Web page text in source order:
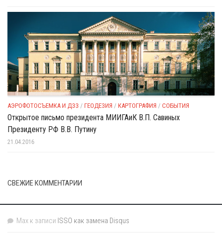
АЭРОФОТОСЪЕМКА И ДЗЗ / ГЕОДЕЗИЯ / КАРТОГРАФИЯ / СОБЫТИЯ
Открытое письмо президента МИИГАиК В.П. Савиных
Президенту РФ В.В. Путину
21.04.2016
СВЕЖИЕ КОММЕНТАРИИ
Max к записи ISSO как замена Disqus